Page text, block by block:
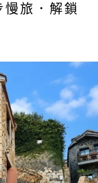
慢旅．解鎖